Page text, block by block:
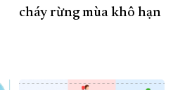
cháy rừng mùa khô hạn